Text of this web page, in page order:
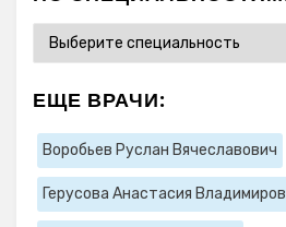
ЕЩЕ ВРАЧИ:
Воробьев Руслан Вячеславович
Герусова Анастасия